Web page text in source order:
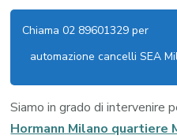
Chiama 02 89601329 per
automazione cancelli SEA
Siamo in grado di intervenire
Hormann Milano quartiere